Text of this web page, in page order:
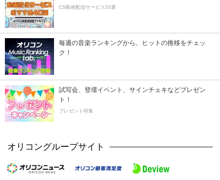
CS動画配信サービス20選
毎週の音楽ランキングから、ヒットの推移をチェッ
ク！
試写会、登壇イベント、サインチェキなどプレゼン
ト！
プレゼント特集
オリコングループサイト